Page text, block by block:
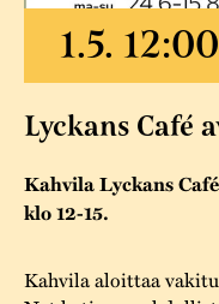
Lyckans Café
Kahvila Lyckans
klo 12-15.
Kahvila aloittaa